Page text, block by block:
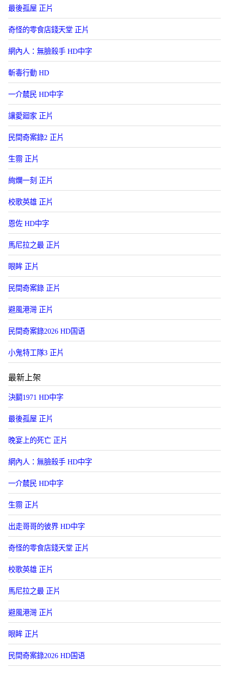
最後孤屋 正片
奇怪的零食店錢天堂 正片
網內人：無臉殺手 HD中字
斬毒行動 HD
一介辳民 HD中字
讓愛廻家 正片
民間奇案錄2 正片
生霛 正片
絢爛一刻 正片
校歌英雄 正片
恩佐 HD中字
馬尼拉之最 正片
眼眸 正片
民間奇案錄 正片
避風港灣 正片
民間奇案錄2026 HD国语
小鬼特工隊3 正片
最新上架
決鬭1971 HD中字
最後孤屋 正片
晚宴上的死亡 正片
網內人：無臉殺手 HD中字
一介辳民 HD中字
生霛 正片
出走哥哥的彼界 HD中字
奇怪的零食店錢天堂 正片
校歌英雄 正片
馬尼拉之最 正片
避風港灣 正片
眼眸 正片
民間奇案錄2026 HD国语